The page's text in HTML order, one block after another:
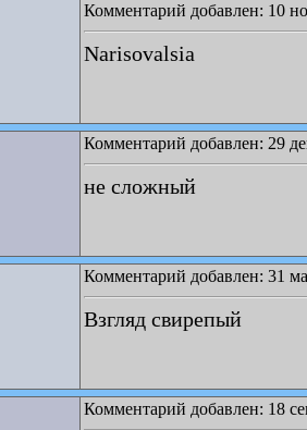
Комментарий добавлен: 10
Narisovalsia
Комментарий добавлен: 29
не сложный
Комментарий добавлен: 31
Взгляд свирепый
Комментарий добавлен: 18